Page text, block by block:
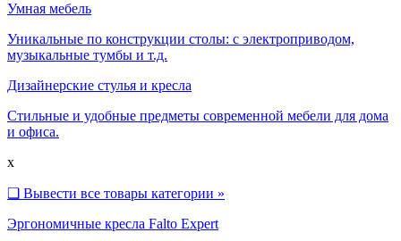
Умная мебель
Уникальные по конструкции столы: с электроприводом,
музыкальные тумбы и т.д.
Дизайнерские стулья и кресла
Стильные и удобные предметы современной мебели для дома
и офиса.
x
❑ Вывести все товары категории »
Эргономичные кресла Falto Expert